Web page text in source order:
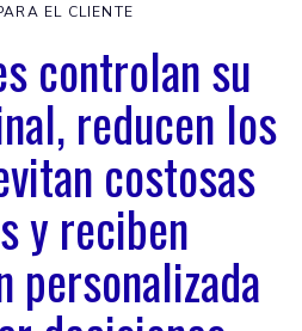
EL CLIENTE
controlan su
reducen los
costosas
y reciben
personalizada